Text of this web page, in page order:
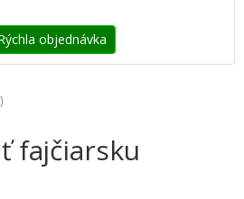
objednávka
fajčiarsku